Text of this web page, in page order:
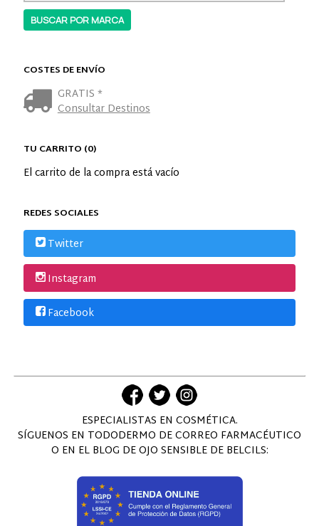
COSTES DE ENVÍO
GRATIS *
Consultar Destinos
TU CARRITO (0)
El carrito de la compra está vacío
REDES SOCIALES
Twitter
Instagram
Facebook
ESPECIALISTAS EN COSMÉTICA.
SÍGUENOS EN TODODERMO DE CORREO FARMACÉUTICO
O EN EL BLOG DE OJO SENSIBLE DE BELCILS: